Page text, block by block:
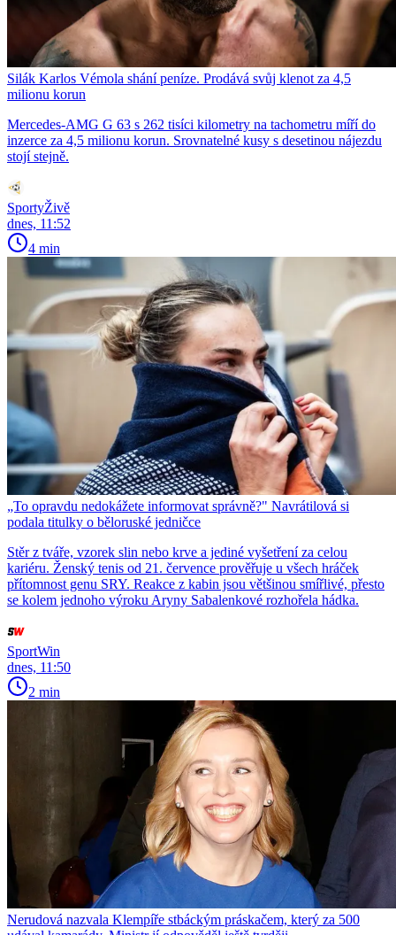
Silák Karlos Vémola shání peníze. Prodává svůj klenot za 4,5
milionu korun
Mercedes-AMG G 63 s 262 tisíci kilometry na tachometru míří do
inzerce za 4,5 milionu korun. Srovnatelné kusy s desetinou nájezdu
stojí stejně.
SportyŽivě
dnes, 11:52
4 min
„To opravdu nedokážete informovat správně?" Navrátilová si
podala titulky o běloruské jedničce
Stěr z tváře, vzorek slin nebo krve a jediné vyšetření za celou
kariéru. Ženský tenis od 21. července prověřuje u všech hráček
přítomnost genu SRY. Reakce z kabin jsou většinou smířlivé, přesto
se kolem jednoho výroku Aryny Sabalenkové rozhořela hádka.
SportWin
dnes, 11:50
2 min
Nerudová nazvala Klempíře stbáckým práskačem, který za 500